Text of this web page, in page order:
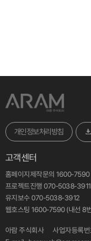
개인정보처리방침
아람 주식회사 사업자등록
고객센터
홈페이지제작문의 1600-7590
프로젝트진행 070-5038-3911
유지보수 070-5038-3912
웹호스팅 1600-7590 (내선 8